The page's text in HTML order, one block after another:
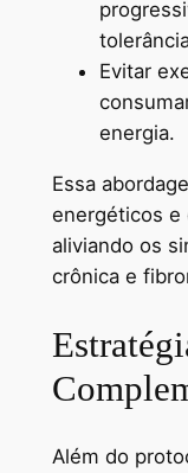
Evitar
energia.
Essa
energéticos e
aliviando os
crônica e
Além do